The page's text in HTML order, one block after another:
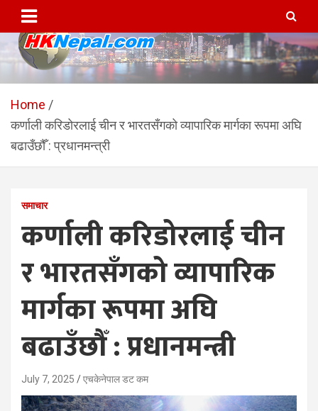
content
HKNepal.com – हङकङबाट
सञ्चालित पहिलो नेपाली अनलाईन
पत्रिका
hknepal, hknepal.com, hk nepal, hk nepal com
Home
कर्णाली करिडोरलाई चीन र भारतसँगको व्यापारिक मार्गका रूपमा अघि
बढाउँछौँ : प्रधानमन्त्री
समाचार
कर्णाली करिडोरलाई चीन
र भारतसँगको व्यापारिक
मार्गका रूपमा अघि
बढाउँछौँ : प्रधानमन्त्री
July 7, 2025 एचकेनेपाल डट कम